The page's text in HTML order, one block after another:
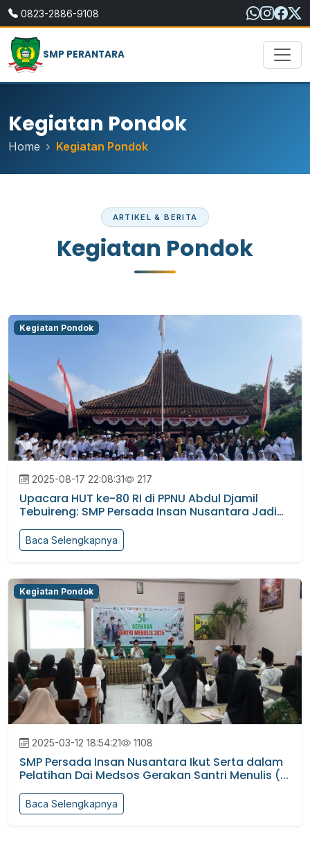
0823-2886-9108
SMP PERANTARA
Kegiatan Pondok
Home Kegiatan Pondok
ARTIKEL & BERITA
Kegiatan Pondok
Kegiatan Pondok
2025-08-17 22:08:31 217
Upacara HUT ke-80 RI di PPNU Abdul Djamil
Tebuireng: SMP Persada Insan Nusantara Jadi
Baca Selengkapnya
Kegiatan Pondok
2025-03-12 18:54:21 1108
SMP Persada Insan Nusantara Ikut Serta dalam
Pelatihan Dai Medsos Gerakan Santri Menulis (...
Baca Selengkapnya